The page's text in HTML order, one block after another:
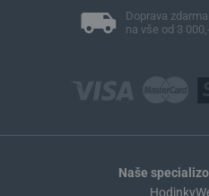
Doprava zdarma
na vše od 3 000,-
Naše